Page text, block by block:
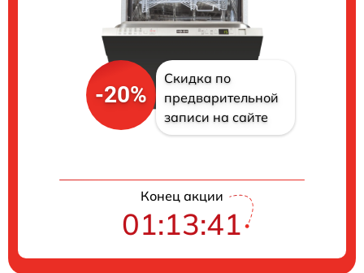
-20%
Скидка по
предварительной
записи на сайте
Конец акции
01:13:41